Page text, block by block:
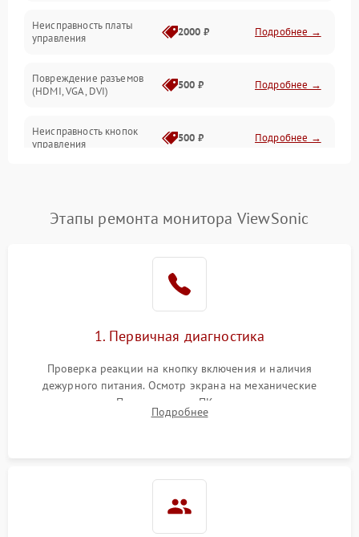
Неисправность платы
управления
2000 ₽ Подробнее →
Повреждение разъемов
(HDMI, VGA, DVI)
500 ₽ Подробнее →
Неисправность кнопок
управления
500 ₽ Подробнее →
Повреждение кабеля
1000 ₽
Поломка системы
автоматического
1000 ₽ Подробнее →
Неисправность системы
1000 ₽
Этапы ремонта монитора ViewSonic
1. Первичная диагностика
Проверка реакции на кнопку включения и наличия
дежурного питания. Осмотр экрана на механические
повреждения. Подключение к ПК для оценки вывода
изображения, работы подсветки и выявления артефактов на
Подробнее